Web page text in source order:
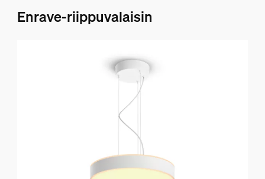
Enrave-riippuvalaisin